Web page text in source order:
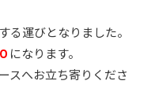
る運びとなりました。
になります。
スへお立ち寄りくださ